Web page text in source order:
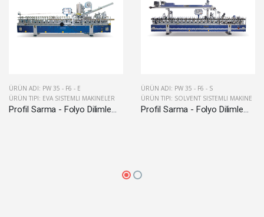
ÜRÜN ADI: PW 35 - F6 - E
ÜRÜN TIPI: EVA SISTEMLI MAKINELER
Profil Sarma - Folyo Dilimleme
ÜRÜN ADI: PW 35 - F6 - S
ÜRÜN TIPI: SOLVENT SISTEMLI MAKINE
Profil Sarma - Folyo Dilimleme